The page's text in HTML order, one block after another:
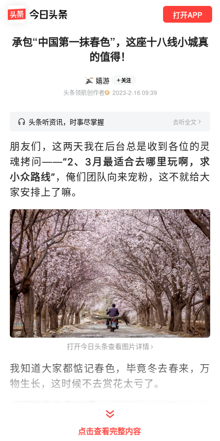
打开APP
承包“中国第一抹春色”，这座十八线小城真
的值得！
嬉游 关注
头条领航创作者
  2023-2-16 09:39
头条听资讯，时事尽掌握 去听全文
朋友们，这两天我在后台总是收到各位的灵
魂拷问——“2、3月最适合去哪里玩啊，求
小众路线” ，俺们团队向来宠粉，这不就给大
家安排上了嘛。
打开今日头条查看图片详情
我知道大家都惦记春色，毕竟冬去春来，万
物生长，这时候不去赏花太亏了。
点击查看完整内容